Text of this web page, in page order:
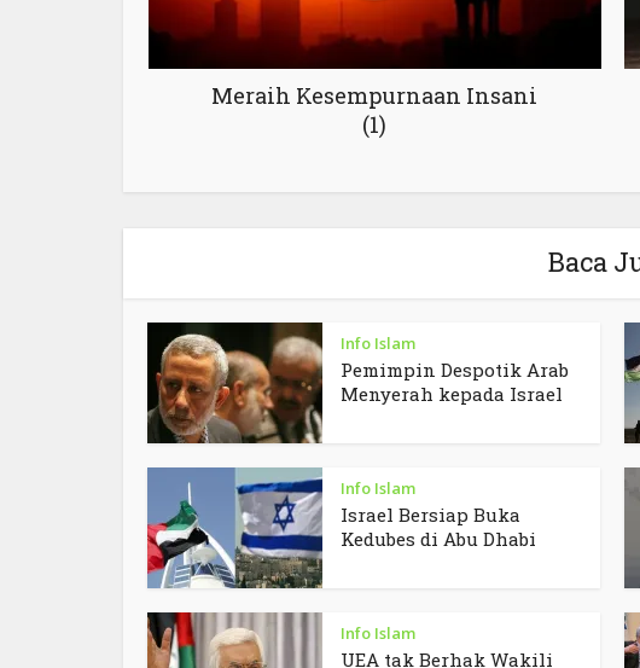
Meraih Kesempurnaan Insani
(1)
Baca
Info Islam
Pemimpin Despotik Arab
Menyerah kepada Israel
Info Islam
Israel Bersiap Buka
Kedubes di Abu Dhabi
Info Islam
UEA tak Berhak Wakili